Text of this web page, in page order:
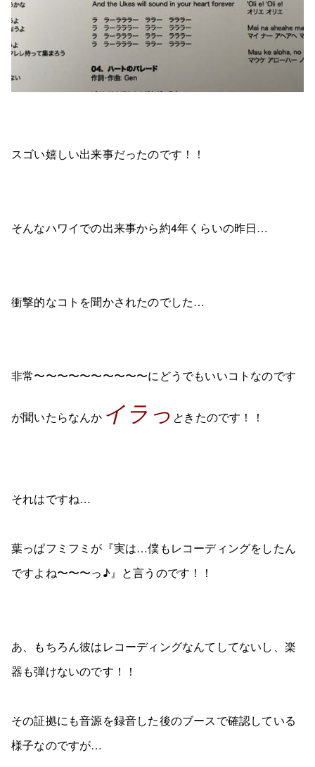
スゴい嬉しい出来事だったのです！！
そんなハワイでの出来事から約4年くらいの昨日…
衝撃的なコトを聞かされたのでした…
非常〜〜〜〜〜〜〜〜〜〜にどうでもいいコトなのです
が聞いたらなんか イラっ ときたのです！！
それはですね…
葉っぱフミフミが『実は…僕もレコーディングをしたん
ですよね〜〜〜っ♪』と言うのです！！
あ、もちろん彼はレコーディングなんてしてないし、楽
器も弾けないのです！！
その証拠にも音源を録音した後のブースで確認している
様子なのですが…